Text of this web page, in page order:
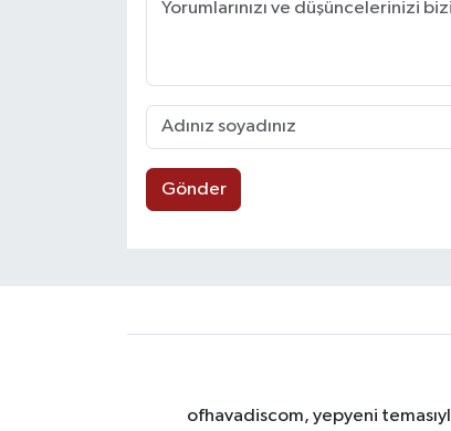
Gönder
ofhavadiscom, yepyeni